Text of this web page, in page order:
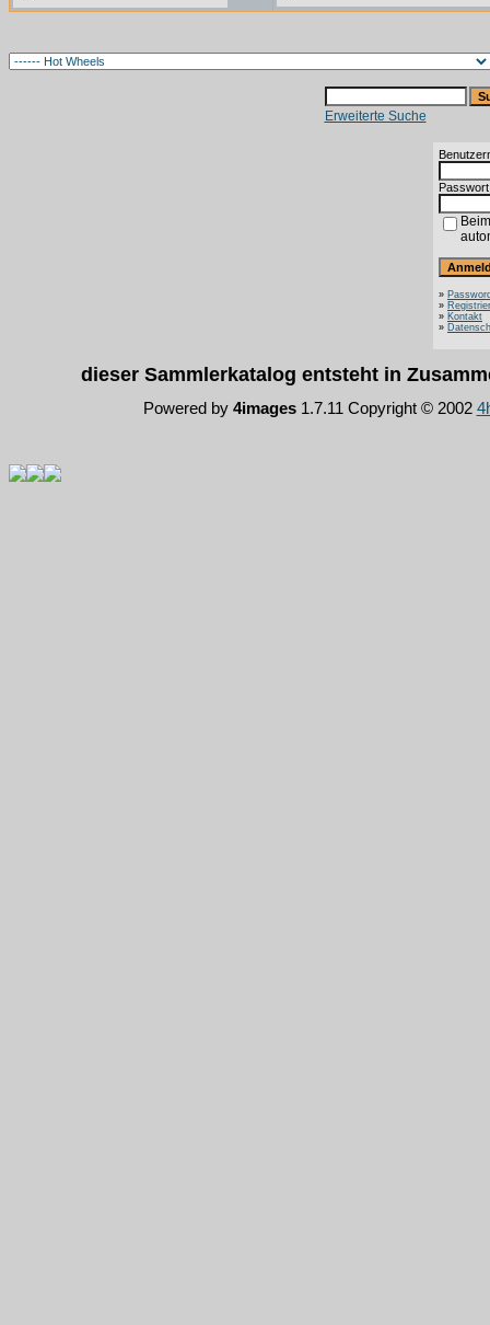
Erweiterte Suche
»
»
» Kontakt
»
dieser Sammlerkatalog entsteht in
Powered by 4images1.7.11 Copyright © 2002